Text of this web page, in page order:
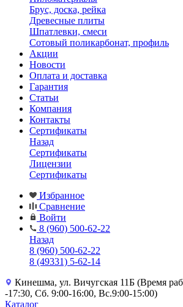
Брус, доска, рейка
Древесные плиты
Шпатлевки, смеси
Сотовый поликарбонат, профиль
Акции
Новости
Оплата и доставка
Гарантия
Статьи
Компания
Контакты
Сертификаты
Назад
Сертификаты
Лицензии
Сертификаты
Избранное
Сравнение
Войти
8 (960) 500-62-22
Назад
8 (960) 500-62-22
8 (49331) 5-62-14
Кинешма, ул. Вичугская 11Б (Время
-17:30, Сб. 9:00-16:00, Вс.9:00-15:00)
Каталог